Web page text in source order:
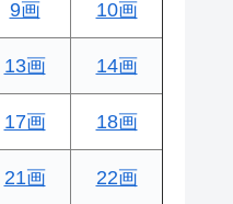
9画 10画
13画 14画
17画 18画
21画 22画